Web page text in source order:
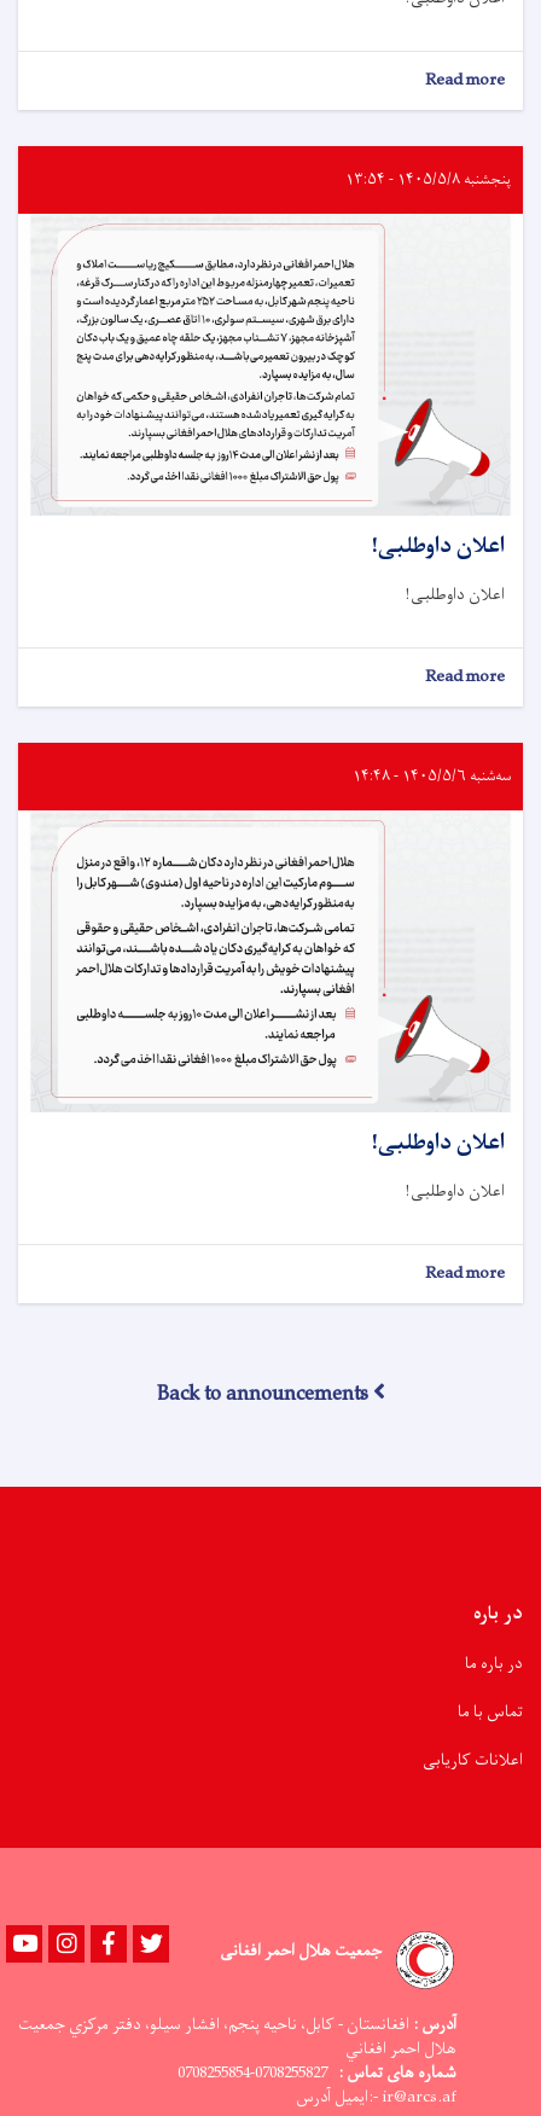
Read more
اعلان
پنجشنبه ۱۴۰۵/۵/۸ - ۱۳:۵۴
اعلان داوطلبی!
اعلان داوطلبی!
Read more
اعلان
سه‌شنبه ۱۴۰۵/۵/۶ - ۱۴:۴۸
اعلان داوطلبی!
اعلان داوطلبی!
Read more
اعلان
Back to announcements
در باره
در باره ما
تماس با ما
اعلانات کاریابی
جمعیت هلال احمر افغانی YoutubeinstagramFacebook
آدرس : افغانستان - کابل، ناحيه پنجم، افشار سيلو، دفتر مرکزي جمعيت
هلال احمر افغاني
شماره های تماس : 0708255827-0708255854
ir@arcs.af -:ایمیل آدرس